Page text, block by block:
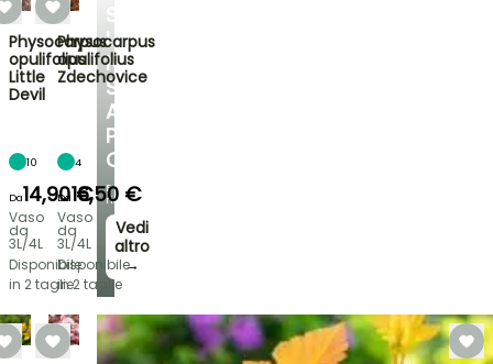
SCOPRI
LA
NOSTRA
SELEZIONE
A
PREZZI
CONVENIENTI
E
risparmia!
Vedi
altro
→
Physocarpus
opulifolius
Little
Devil
10
Da14,90 €
Vaso
da
3L/4L
Disponibile
in 2 taglie
Physocarpus
opulifolius
Zdechovice
4
Da16,50 €
Vaso
da
3L/4L
Disponibile
in 2 taglie